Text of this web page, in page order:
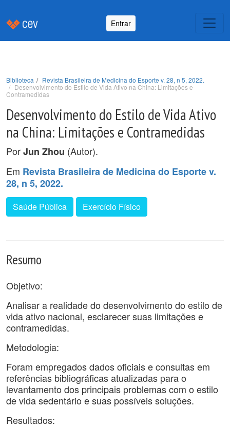
Entrar
Biblioteca
Revista Brasileira de Medicina do Esporte v. 28, n 5, 2022.
Desenvolvimento do Estilo de Vida Ativo na China: Limitações e
Contramedidas
Desenvolvimento do Estilo de Vida Ativo
na China: Limitações e Contramedidas
PorJun Zhou (Autor).
Em Revista Brasileira de Medicina do Esporte v.
28, n 5, 2022.
Saúde Pública Exercício Físico
Resumo
Objetivo:
Analisar a realidade do desenvolvimento do estilo de
vida ativo nacional, esclarecer suas limitações e
contramedidas.
Metodologia:
Foram empregados dados oficiais e consultas em
referências bibliográficas atualizadas para o
levantamento dos principais problemas com o estilo
de vida sedentário e suas possíveis soluções.
Resultados: